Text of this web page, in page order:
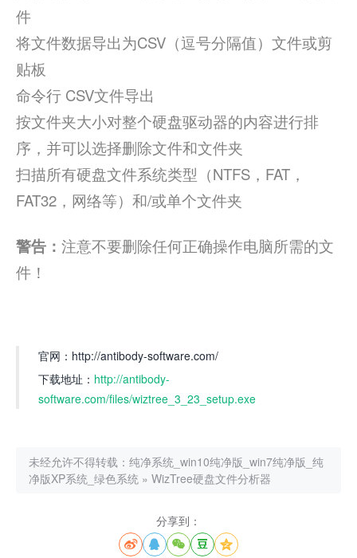
件
将文件数据导出为CSV（逗号分隔值）文件或剪
贴板
命令行 CSV文件导出
按文件夹大小对整个硬盘驱动器的内容进行排
序，并可以选择删除文件和文件夹
扫描所有硬盘文件系统类型（NTFS，FAT，
FAT32，网络等）和/或单个文件夹
警告： 注意不要删除任何正确操作电脑所需的文
件！
官网：http://antibody-software.com/
下载地址： http://antibody-
software.com/files/wiztree_3_23_setup.exe
未经允许不得转载： 纯净系统_win10纯净版_win7纯净版_纯
净版XP系统_绿色系统 » WizTree硬盘文件分析器
分享到：
    